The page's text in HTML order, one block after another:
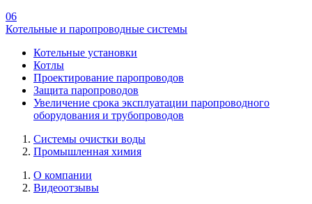
06
Котельные и паропроводные системы
Котельные установки
Котлы
Проектирование паропроводов
Защита паропроводов
Увеличение срока эксплуатации паропроводного
оборудования и трубопроводов
Системы очистки воды
Промышленная химия
О компании
Видеоотзывы